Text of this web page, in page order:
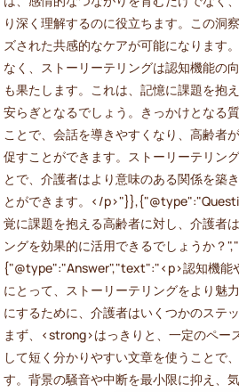
り深く理解するのに役立ちます。この洞
ズされた共感的なケアが可能になります
なく、ストーリーテリングは認知機能の
も果たします。これは、記憶に課題を抱
安らぎとなるでしょう。きっかけとなる
ことで、会話を導きやすくなり、高齢者
促すことができます。ストーリーテリン
とで、介護者はより意味のある関係を築
とができます。</
覚に課題を抱える高齢者に対し、介護者
ングを効果的に活用できるでしょうか？
{"@type":"Answer","text":"<p>認知機能
にとって、ストーリーテリングをより魅
にするために、介護者はいくつかのステ
まず、<strong>はっきりと、一定のペ
して短く分かりやすい文章を使うことで
す。背景の騒音や中断を最小限に抑え、